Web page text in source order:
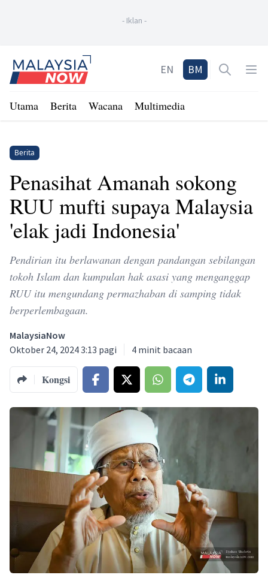
- Iklan -
Home
EN BM Open
Utama Berita Wacana Multimedia
Berita
Penasihat Amanah sokong
RUU mufti supaya Malaysia
'elak jadi Indonesia'
Pendirian itu berlawanan dengan pandangan sebilangan
tokoh Islam dan kumpulan hak asasi yang menganggap
RUU itu mengundang permazhaban di samping tidak
berperlembagaan.
MalaysiaNow
Oktober 24, 2024 3:13 pagi
4 minit bacaan
Kongsi